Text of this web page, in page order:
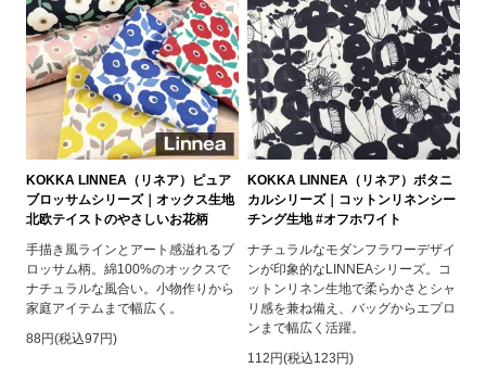
KOKKA LINNEA（リネア）ピュア
ブロッサムシリーズ｜オックス生地
北欧テイストのやさしいお花柄
手描き風ラインとアート感溢れるブ
ロッサム柄。綿100%のオックスで
ナチュラルな風合い。小物作りから
家庭アイテムまで幅広く。
88円(税込97円)
KOKKA LINNEA（リネア）ボタニ
カルシリーズ｜コットンリネンシー
チング生地 #オフホワイト
ナチュラルなモダンフラワーデザイ
ンが印象的なLINNEAシリーズ。コ
ットンリネン生地で柔らかさとシャ
リ感を兼ね備え、バッグからエプロ
ンまで幅広く活躍。
112円(税込123円)